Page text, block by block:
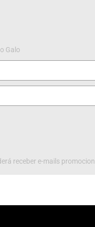
Galo
receber e-mails